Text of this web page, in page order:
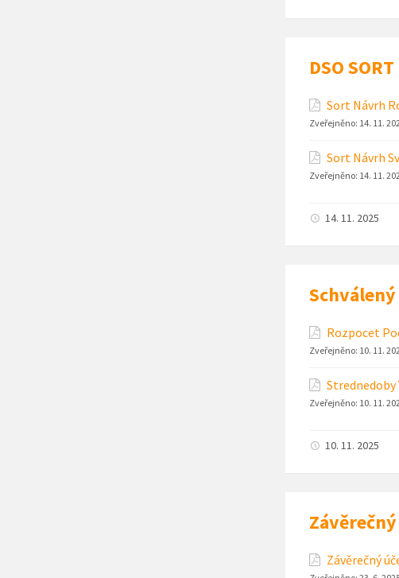
DSO
Sort Návrh
Zveřejněno: 14. 11.
Sort Návrh
Zveřejněno: 14. 11.
14. 11. 2025
Rozpocet
Zveřejněno: 10. 11.
Strednedoby
Zveřejněno: 10. 11.
10. 11. 2025
Závěrečný